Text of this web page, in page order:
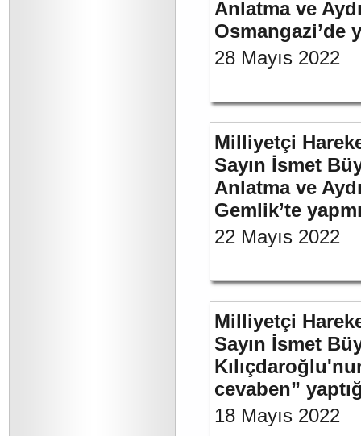
Anlatma ve
Osmangazi’de
28 Mayıs 2022
Milliyetçi
Sayın İsmet
Anlatma ve
Gemlik’te
22 Mayıs 2022
Milliyetçi
Sayın İsmet
cevaben”
18 Mayıs 2022